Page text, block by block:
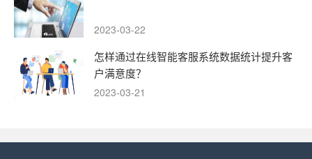
2023-03-22
怎样通过在线智能客服系统数据统计提升客
户满意度？
2023-03-21